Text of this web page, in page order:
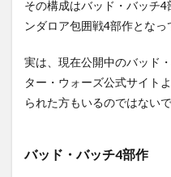
その構成はバッド・バッチ
ンダロア包囲戦4部作となっ
実は、現在公開中のバッド
ター・ウォーズ公式サイト
られた方もいるのではないで
バッド・バッチ4部作